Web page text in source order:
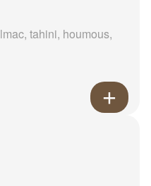
tahini, houmous,